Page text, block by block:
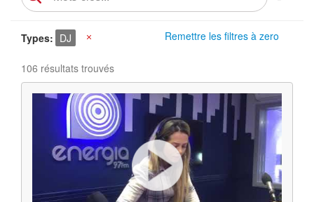
Remettre les filtres à zero
Types DJ
106 résultats trouvés